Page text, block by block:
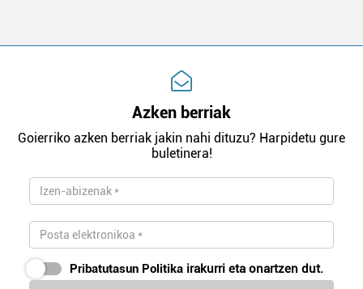
Azken berriak
Goierriko azken berriak jakin nahi dituzu? Harpidetu gure
buletinera!
Pribatutasun Politika irakurri eta onartzen dut.